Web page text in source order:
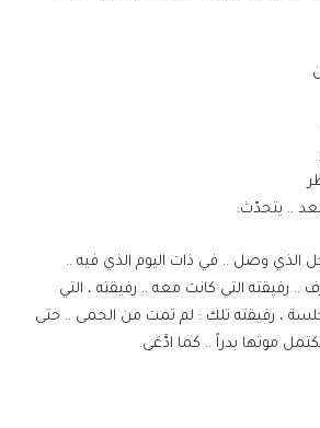
.. يتحدّث:
الذي وصل .. في ذات اليوم الذي فيه ..
.. رفيقته التي كانت معه .. رفيقته ، التي
، رفيقته تلك : لم تمت من الحمى .. حتى
موتها بدراً .. كما ادَّعَى.